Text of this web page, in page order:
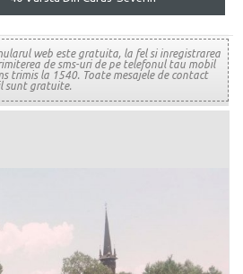
web este gratuita, la fel si inregistrarea
de sms-uri de pe telefonul tau mobil
trimis la 1540. Toate mesajele de contact
sunt gratuite.